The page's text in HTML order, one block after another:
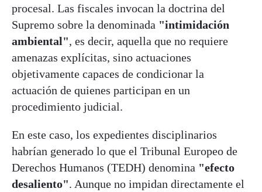
procesal. Las fiscales invocan la doctrina del
Supremo sobre la denominada "intimidación
ambiental", es decir, aquella que no requiere
amenazas explícitas, sino actuaciones
objetivamente capaces de condicionar la
actuación de quienes participan en un
procedimiento judicial.
En este caso, los expedientes disciplinarios
habrían generado lo que el Tribunal Europeo de
Derechos Humanos (TEDH) denomina "efecto
desaliento". Aunque no impidan directamente el